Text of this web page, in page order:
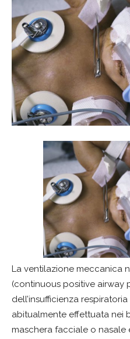
La ventilazione meccanica
(continuous positive airway
dell’insufficienza
abitualmente effettuata nei
maschera facciale o nasale